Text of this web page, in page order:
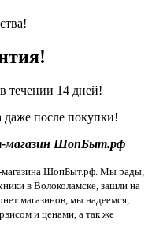
течении 14 дней!
после покупки!
магазин ШопБыт.рф
магазина ШопБыт.рф. Мы рады,
в Волоколамске, зашли на
магазинов, мы надеемся,
и ценами, а так же